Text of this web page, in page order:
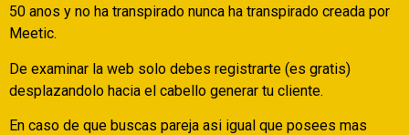
50 anos y no ha transpirado nunca ha transpirado creada por
Meetic.
De examinar la web solo debes registrarte (es gratis)
desplazandolo hacia el cabello generar tu cliente.
En caso de que buscas pareja asi­ igual que posees mas